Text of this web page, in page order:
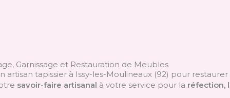
Garnissage et Restauration de Meubles
artisan tapissier à Issy-les-Moulineaux (92) pour
savoir-faire artisanal à votre service pour la réfection,